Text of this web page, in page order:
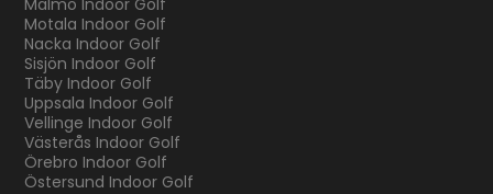
Motala Indoor Golf
Nacka Indoor Golf
Sisjön Indoor Golf
Täby Indoor Golf
Uppsala Indoor Golf
Vellinge Indoor Golf
Västerås Indoor Golf
Örebro Indoor Golf
Östersund Indoor Golf